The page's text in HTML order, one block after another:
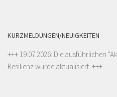
KURZMELDUNGEN/NEUIGKEITEN
+++ 19.07.2026: Die ausführlichen "
Resilienz wurde aktualisiert. +++